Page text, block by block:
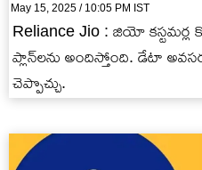
May 15, 2025 / 10:05 PM IST
Reliance Jio : జియో కస్టమర్ల
ప్లాన్‌లను అందిస్తోంది. డేటా
చెప్పొచ్చు.